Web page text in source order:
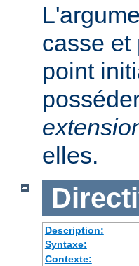
casse et
point
elles.
Description:
Syntaxe:
Contexte: